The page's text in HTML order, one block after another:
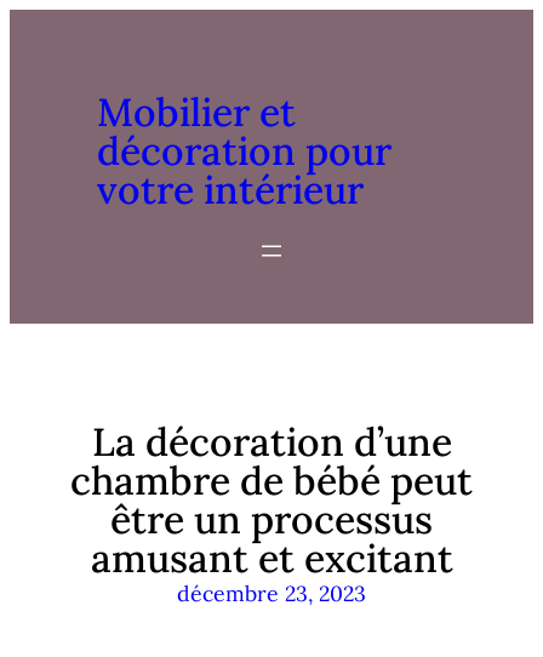
Mobilier et
décoration pour
votre intérieur
La décoration d’une
chambre de bébé peut
être un processus
amusant et excitant
décembre 23, 2023